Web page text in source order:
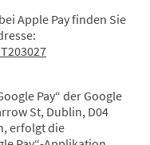
Apple Pay finden Sie
Pay“ der Google
St, Dublin, D04
erfolgt die